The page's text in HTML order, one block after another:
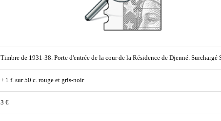
Timbre de 1931-38. Porte d'entrée de la cour de la Résidence de Djenné.
+ 1 f. sur 50 c. rouge et gris-noir
3 €